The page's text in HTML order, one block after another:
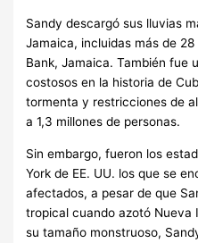
Sandy descargó sus lluvias
Jamaica, incluidas más de
Bank, Jamaica. También fue
costosos en la historia de
tormenta y restricciones de
a 1,3 millones de personas.
Sin embargo, fueron los
York de EE. UU. los que se
afectados, a pesar de que
tropical cuando azotó Nueva
su tamaño monstruoso,